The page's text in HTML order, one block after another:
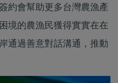
約會幫助更多台灣農漁產
境的農漁民獲得實實在在
通過善意對話溝通，推動